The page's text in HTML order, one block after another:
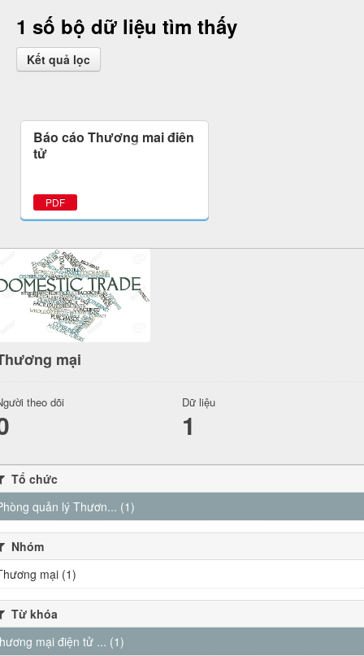
1 số bộ dữ liệu tìm thấy
Kết quả lọc
Báo cáo Thương mại điện
tử
PDF
mại
theo dõi Dữ liệu
1
Tổ chức
quản lý Thươn... (1)
Nhóm
mại (1)
Từ khóa
mại điện tử ... (1)